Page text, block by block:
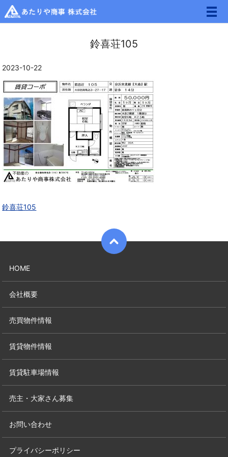
メ
鈴喜荘105
2023-10-22
鈴喜荘105
HOME
会社概要
売買物件情報
賃貸物件情報
賃貸駐車場情報
売主・大家さん募集
お問い合わせ
プライバシーポリシー